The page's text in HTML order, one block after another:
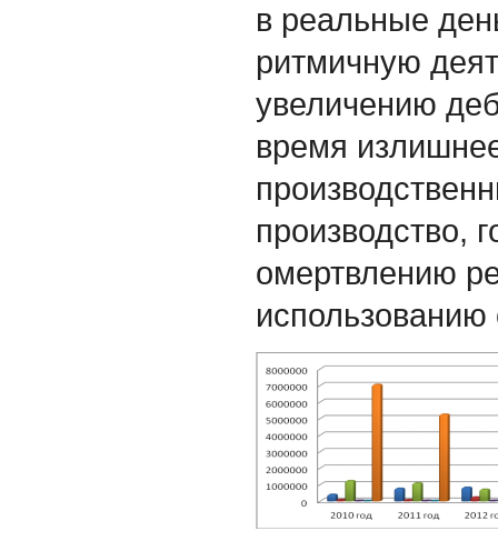
в реальные
ритмичную
увеличению
время
производство,
омертвлению
использованию